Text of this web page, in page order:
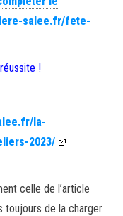
salee.fr/fete-
!
la-
2023/
celle de l’article
toujours de la charger